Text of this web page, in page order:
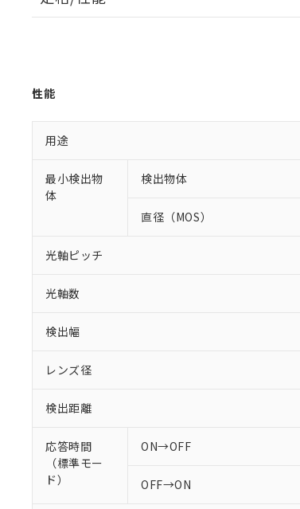
性能
用途
最小検出物
体
検出物体
直径（MOS）
光軸ピッチ
光軸数
検出幅
レンズ径
検出距離
応答時間
（標準モー
ド）
ON→OFF
OFF→ON